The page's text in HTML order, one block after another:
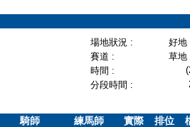
場地狀況 :
好地
賽道 :
草地
時間 :
分段時間 :
騎師 練馬師
實際
排位